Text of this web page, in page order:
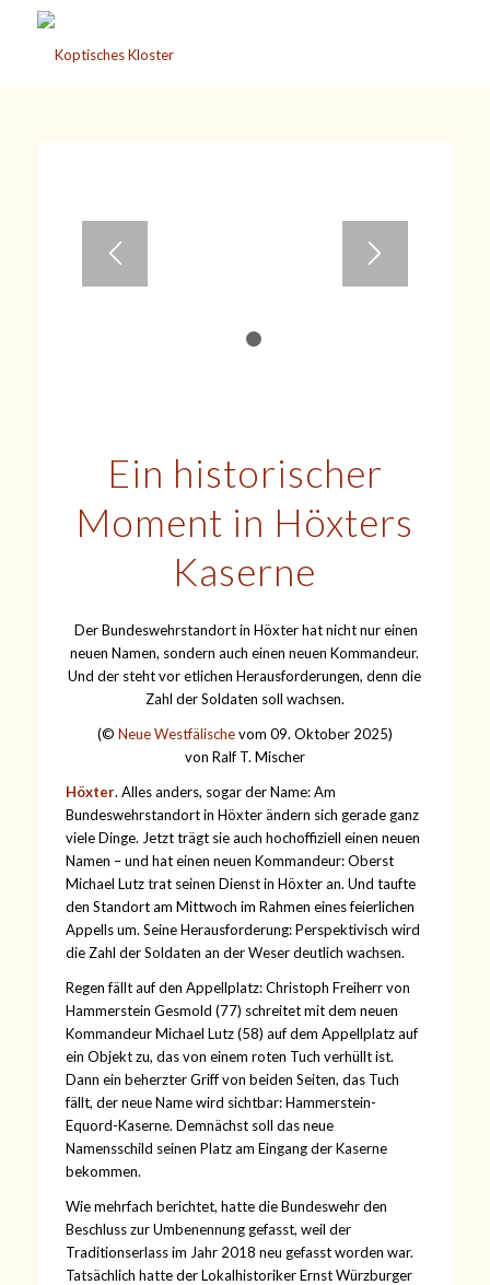
Ein historischer
Moment in Höxters
Kaserne
Der Bundeswehrstandort in Höxter hat nicht nur einen
neuen Namen, sondern auch einen neuen Kommandeur.
Und der steht vor etlichen Herausforderungen, denn die
Zahl der Soldaten soll wachsen.
(© Neue Westfälischevom 09. Oktober 2025)
von Ralf T. Mischer
Höxter. Alles anders, sogar der Name: Am
Bundeswehrstandort in Höxter ändern sich gerade ganz
viele Dinge. Jetzt trägt sie auch hochoffiziell einen neuen
Namen – und hat einen neuen Kommandeur: Oberst
Michael Lutz trat seinen Dienst in Höxter an. Und taufte
den Standort am Mittwoch im Rahmen eines feierlichen
Appells um. Seine Herausforderung: Perspektivisch wird
die Zahl der Soldaten an der Weser deutlich wachsen.
Regen fällt auf den Appellplatz: Christoph Freiherr von
Hammerstein Gesmold (77) schreitet mit dem neuen
Kommandeur Michael Lutz (58) auf dem Appellplatz auf
ein Objekt zu, das von einem roten Tuch verhüllt ist.
Dann ein beherzter Griff von beiden Seiten, das Tuch
fällt, der neue Name wird sichtbar: Hammerstein-
Equord-Kaserne. Demnächst soll das neue
Namensschild seinen Platz am Eingang der Kaserne
bekommen.
Wie mehrfach berichtet, hatte die Bundeswehr den
Beschluss zur Umbenennung gefasst, weil der
Traditionserlass im Jahr 2018 neu gefasst worden war.
Tatsächlich hatte der Lokalhistoriker Ernst Würzburger